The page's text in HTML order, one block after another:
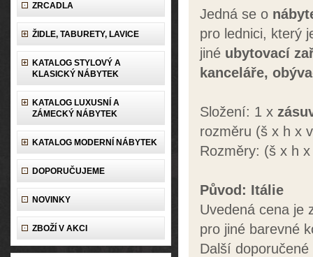
ZRCADLA
ŽIDLE, TABURETY, LAVICE
KATALOG STYLOVÝ A
KLASICKÝ NÁBYTEK
KATALOG LUXUSNÍ A
ZÁMECKÝ NÁBYTEK
KATALOG MODERNÍ NÁBYTEK
DOPORUČUJEME
NOVINKY
ZBOŽÍ V AKCI
Jedná se o
pro lednici, který
jiné ubytovací
kanceláře,
Složení: 1 x
rozměru (š x h x
Rozměry: (š x h
Původ: Itálie
Uvedená cena je
pro jiné barevné
Další